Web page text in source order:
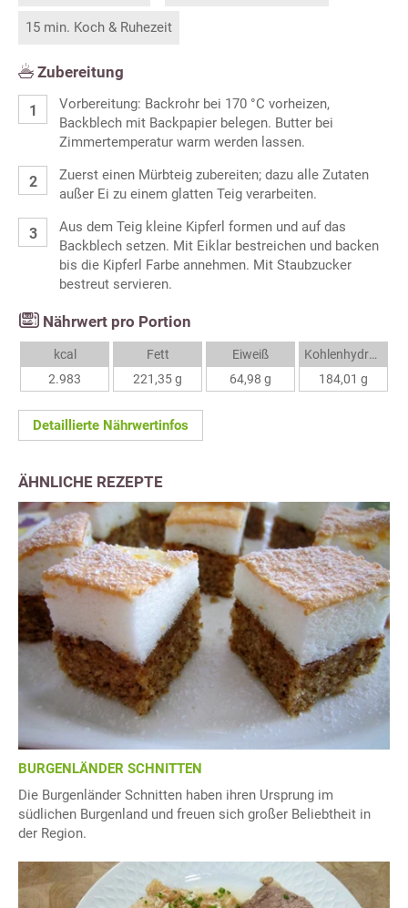
15 min. Koch & Ruhezeit
Zubereitung
Vorbereitung: Backrohr bei 170 °C vorheizen,
Backblech mit Backpapier belegen. Butter bei
Zimmertemperatur warm werden lassen.
Zuerst einen Mürbteig zubereiten; dazu alle Zutaten
außer Ei zu einem glatten Teig verarbeiten.
Aus dem Teig kleine Kipferl formen und auf das
Backblech setzen. Mit Eiklar bestreichen und backen
bis die Kipferl Farbe annehmen. Mit Staubzucker
bestreut servieren.
Nährwert pro Portion
kcal
2.983
Fett
221,35 g
Eiweiß
64,98 g
Kohlenhydrate
184,01 g
Detaillierte Nährwertinfos
ÄHNLICHE REZEPTE
BURGENLÄNDER SCHNITTEN
Die Burgenländer Schnitten haben ihren Ursprung im
südlichen Burgenland und freuen sich großer Beliebtheit in
der Region.